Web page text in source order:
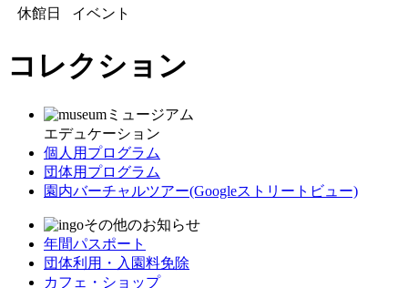
休館日
イベント
コレクション
ミュージアム
エデュケーション
個人用プログラム
団体用プログラム
園内バーチャルツアー(Googleストリートビュー)
その他のお知らせ
年間パスポート
団体利用・入園料免除
カフェ・ショップ